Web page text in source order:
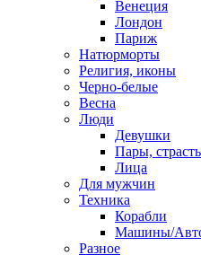
Венеция
Лондон
Париж
Натюрморты
Религия, иконы
Черно-белые
Весна
Люди
Девушки
Пары, страсть
Лица
Для мужчин
Техника
Корабли
Машины/
Разное